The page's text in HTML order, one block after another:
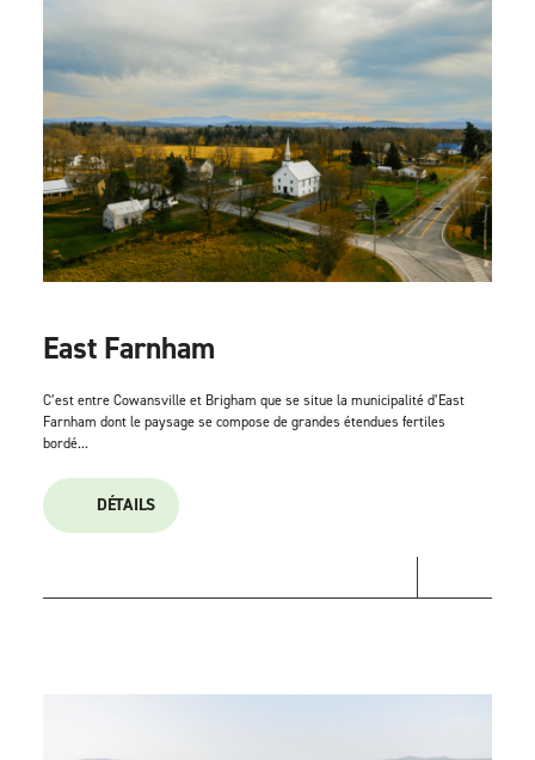
East Farnham
C’est entre Cowansville et Brigham que se situe la municipalité d’East
Farnham dont le paysage se compose de grandes étendues fertiles
bordé...
DÉTAILS